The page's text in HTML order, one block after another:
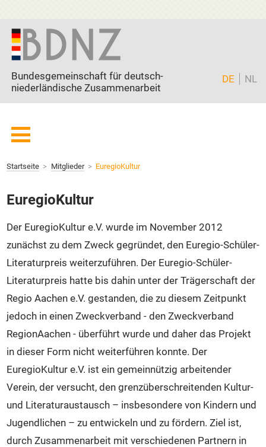
Zum Inhalt springen
Bundesgemeinschaft für deutsch-
niederländische Zusammenarbeit
DE NL
Partner
Aktuell
Veranstaltungen
Intern
Kontakt
Startseite Mitglieder EuregioKultur
EuregioKultur
Der EuregioKultur e.V. wurde im November 2012
zunächst zu dem Zweck gegründet, den Euregio-Schüler-
Literaturpreis weiterzuführen. Der Euregio-Schüler-
Literaturpreis hatte bis dahin unter der Trägerschaft der
Regio Aachen e.V. gestanden, die zu diesem Zeitpunkt
jedoch in einen Zweckverband - den Zweckverband
RegionAachen - überführt wurde und daher das Projekt
in dieser Form nicht weiterführen konnte. Der
EuregioKultur e.V. ist ein gemeinnützig arbeitender
Verein, der versucht, den grenzüberschreitenden Kultur-
und Literaturaustausch – insbesondere von Kindern und
Jugendlichen – zu entwickeln und zu fördern. Ziel ist,
durch Zusammenarbeit mit verschiedenen Partnern in